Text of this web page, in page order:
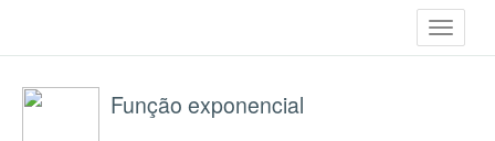
Toggle
Função exponencial